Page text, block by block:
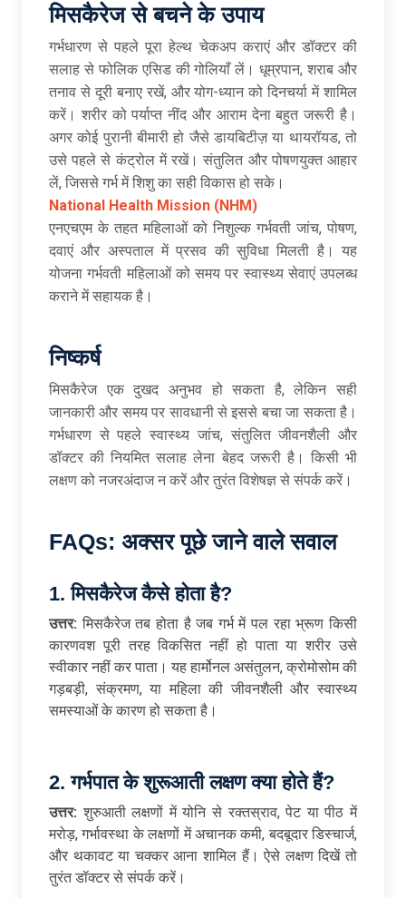
मिसकैरेज से बचने के उपाय
गर्भधारण से पहले पूरा हेल्थ चेकअप कराएं और डॉक्टर की
सलाह से फोलिक एसिड की गोलियाँ लें। धूम्रपान, शराब और
तनाव से दूरी बनाए रखें, और योग-ध्यान को दिनचर्या में शामिल
करें। शरीर को पर्याप्त नींद और आराम देना बहुत जरूरी है।
अगर कोई पुरानी बीमारी हो जैसे डायबिटीज़ या थायरॉयड, तो
उसे पहले से कंट्रोल में रखें। संतुलित और पोषणयुक्त आहार
लें, जिससे गर्भ में शिशु का सही विकास हो सके।
National Health Mission (NHM)
एनएचएम के तहत महिलाओं को निशुल्क गर्भवती जांच, पोषण,
दवाएं और अस्पताल में प्रसव की सुविधा मिलती है। यह
योजना गर्भवती महिलाओं को समय पर स्वास्थ्य सेवाएं उपलब्ध
कराने में सहायक है।
निष्कर्ष
मिसकैरेज एक दुखद अनुभव हो सकता है, लेकिन सही
जानकारी और समय पर सावधानी से इससे बचा जा सकता है।
गर्भधारण से पहले स्वास्थ्य जांच, संतुलित जीवनशैली और
डॉक्टर की नियमित सलाह लेना बेहद जरूरी है। किसी भी
लक्षण को नजरअंदाज न करें और तुरंत विशेषज्ञ से संपर्क करें।
FAQs: अक्सर पूछे जाने वाले सवाल
1.मिसकैरेज कैसे होता है?
उत्तर: मिसकैरेज तब होता है जब गर्भ में पल रहा भ्रूण किसी
कारणवश पूरी तरह विकसित नहीं हो पाता या शरीर उसे
स्वीकार नहीं कर पाता। यह हार्मोनल असंतुलन, क्रोमोसोम की
गड़बड़ी, संक्रमण, या महिला की जीवनशैली और स्वास्थ्य
समस्याओं के कारण हो सकता है।
2.गर्भपात के शुरूआती लक्षण क्या होते हैं?
उत्तर: शुरुआती लक्षणों में योनि से रक्तस्राव, पेट या पीठ में
मरोड़, गर्भावस्था के लक्षणों में अचानक कमी, बदबूदार डिस्चार्ज,
और थकावट या चक्कर आना शामिल हैं। ऐसे लक्षण दिखें तो
तुरंत डॉक्टर से संपर्क करें।